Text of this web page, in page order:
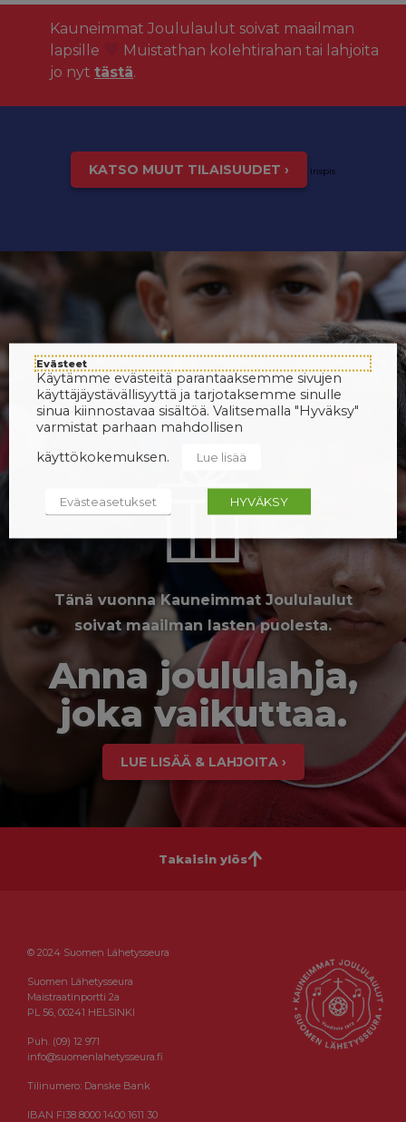
Kauneimmat Joululaulut soivat maailman
lapsille
Muistathan kolehtirahan tai lahjoita
jo nyt tästä.
KATSO MUUT TILAISUUDET › inspis
Tänä vuonna Kauneimmat Joululaulut
soivat maailman lasten puolesta.
Anna joululahja,
joka vaikuttaa.
LUE LISÄÄ & LAHJOITA ›
Takaisin ylös
© 2024 Suomen Lähetysseura
Suomen Lähetysseura
Maistraatinportti 2a
PL 56, 00241 HELSINKI
Puh. (09) 12 971
info@suomenlahetysseura.fi
Tilinumero: Danske Bank
IBAN FI38 8000 1400 1611 30
Evästeet
Käytämme evästeitä parantaaksemme sivujen
käyttäjäystävällisyyttä ja tarjotaksemme sinulle
sinua kiinnostavaa sisältöä. Valitsemalla "Hyväksy"
varmistat parhaan mahdollisen
käyttökokemuksen.
Lue lisää
Evästeasetukset HYVÄKSY